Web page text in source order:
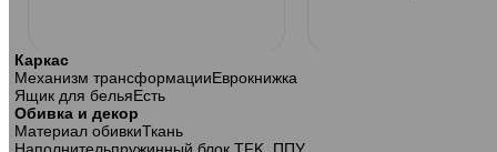
Каркас
Механизм трансформацииЕврокнижка
Ящик для бельяЕсть
Обивка и декор
Материал обивкиТкань